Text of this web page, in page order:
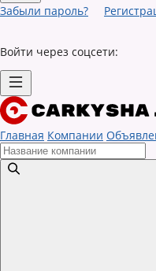
Забыли пароль?
Войти через соцсети:
Главная Компании